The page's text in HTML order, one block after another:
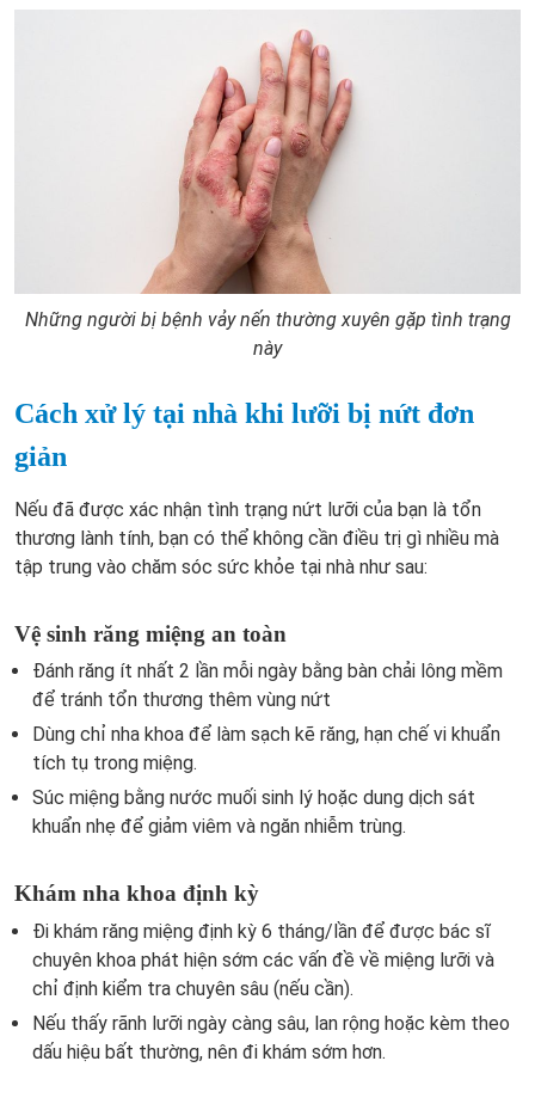
Những người bị bệnh vảy nến thường xuyên gặp tình trạng
này
Cách xử lý tại nhà khi lưỡi bị nứt đơn
giản
Nếu đã được xác nhận tình trạng nứt lưỡi của bạn là tổn
thương lành tính, bạn có thể không cần điều trị gì nhiều mà
tập trung vào chăm sóc sức khỏe tại nhà như sau:
Vệ sinh răng miệng an toàn
Đánh răng ít nhất 2 lần mỗi ngày bằng bàn chải lông mềm
để tránh tổn thương thêm vùng nứt
Dùng chỉ nha khoa để làm sạch kẽ răng, hạn chế vi khuẩn
tích tụ trong miệng.
Súc miệng bằng nước muối sinh lý hoặc dung dịch sát
khuẩn nhẹ để giảm viêm và ngăn nhiễm trùng.
Khám nha khoa định kỳ
Đi khám răng miệng định kỳ 6 tháng/lần để được bác sĩ
chuyên khoa phát hiện sớm các vấn đề về miệng lưỡi và
chỉ định kiểm tra chuyên sâu (nếu cần).
Nếu thấy rãnh lưỡi ngày càng sâu, lan rộng hoặc kèm theo
dấu hiệu bất thường, nên đi khám sớm hơn.